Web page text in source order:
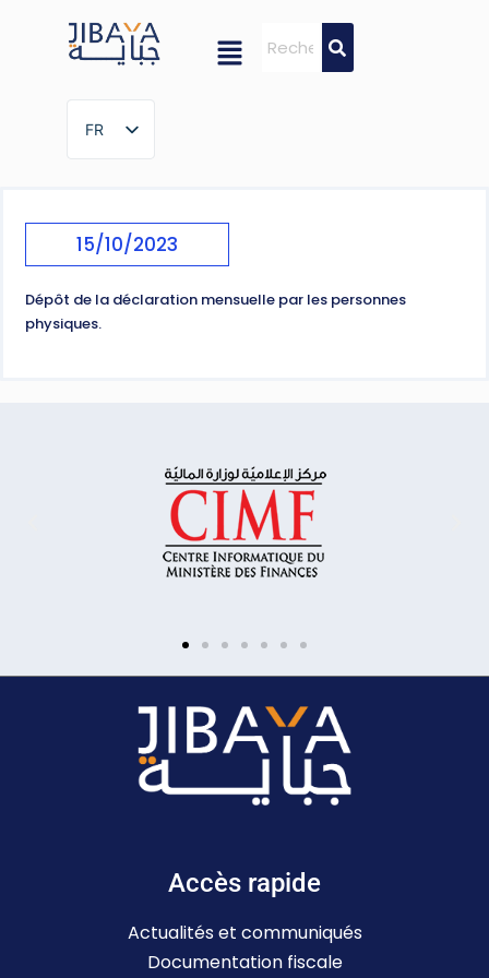
FR
FR
15/10/2023
Dépôt de la déclaration mensuelle par les personnes
physiques.
Accès rapide
Actualités et communiqués
Documentation fiscale